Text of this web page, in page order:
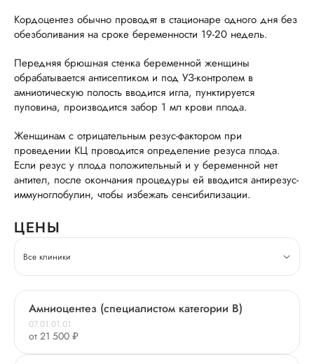
Кордоцентез обычно проводят в стационаре одного дня без
обезболивания на сроке беременности 19-20 недель.
Передняя брюшная стенка беременной женщины
обрабатывается антисептиком и под УЗ-контролем в
амниотическую полость вводится игла, пунктируется
пуповина, производится забор 1 мл крови плода.
Женщинам с отрицательным резус-фактором при
проведении КЦ проводится определение резуса плода.
Если резус у плода положительный и у беременной нет
антител, после окончания процедуры ей вводится антирезус-
иммуноглобулин, чтобы избежать сенсибилизации.
ЦЕНЫ
Все клиники
Амниоцентез (специалистом категории В)
07.01.01.01
от 21 500 ₽